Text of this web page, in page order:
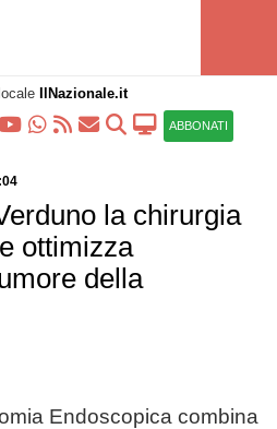
IlNazionale.it
ABBONATI
la chirurgia
ottimizza
della
Endoscopica combina